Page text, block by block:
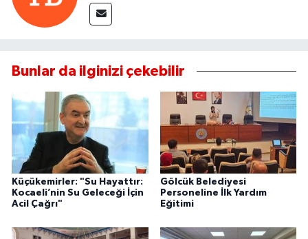
Bunlar da ilginizi çekebilir
Küçükemirler: "Su Hayattır:
Kocaeli’nin Su Geleceği İçin
Acil Çağrı"
Gölcük Belediyesi
Personeline İlk Yardım
Eğitimi